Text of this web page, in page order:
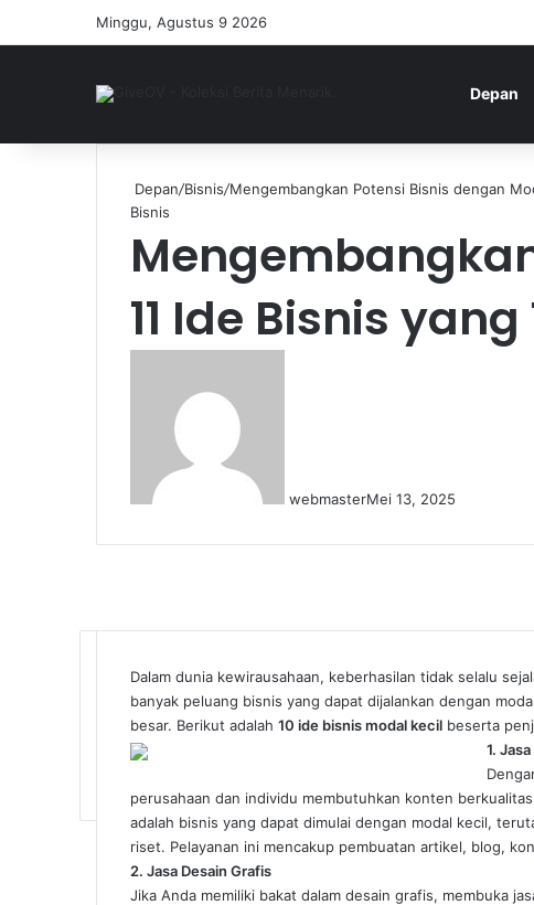
Minggu, Agustus 9 2026
Depan
Depan/Bisnis/Mengembangkan Potensi Bisnis dengan
Bisnis
11 Ide Bisnis
webmasterMei 13, 2025
Dalam dunia kewirausahaan, keberhasilan tidak selalu
banyak peluang bisnis yang dapat dijalankan dengan
besar. Berikut adalah 10 ide bisnis modal kecil beserta
1.
perusahaan dan individu membutuhkan konten
adalah bisnis yang dapat dimulai dengan modal kecil,
riset. Pelayanan ini mencakup pembuatan artikel, blog,
2. Jasa Desain Grafis
Jika Anda memiliki bakat dalam desain grafis, membuka